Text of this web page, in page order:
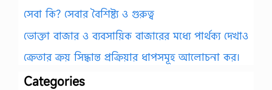
সেবা কি? সেবার বৈশিষ্ট্য ও গুরুত্ব
ভোক্তা বাজার ও ব্যবসায়িক বাজারের মধ্যে পার্থক্য দেখাও
ক্রেতার ক্রয় সিদ্ধান্ত প্রক্রিয়ার ধাপসমূহ আলোচনা কর।
Categories